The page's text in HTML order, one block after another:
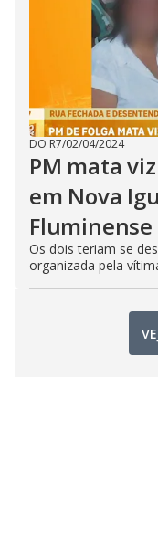
DO R7/02/04/2024
PM mata
em Nova
Fluminense
Os dois teriam se
organizada pela